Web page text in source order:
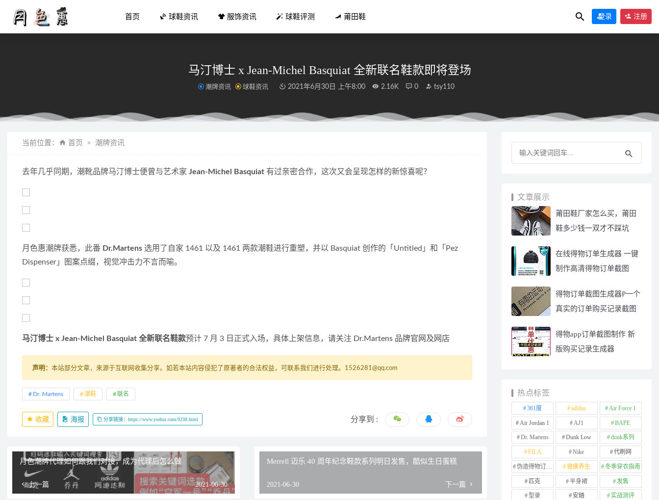
首页 球鞋资讯 服饰资讯 球鞋评测 莆田鞋 登录 注册
马汀博士 x Jean-Michel Basquiat 全新联名鞋款即将登场
潮牌资讯 球鞋资讯 2021年6月30日 上午8:00 2.16K 0 tsy110
当前位置： 首页 潮牌资讯
去年几乎同期，潮靴品牌马汀博士便曾与艺术家 Jean-Michel Basquiat 有过亲密合作，这次又会呈现怎样的新惊喜呢？
月色惠潮牌获悉，此番 Dr.Martens 选用了自家 1461 以及 1461 两款潮鞋进行重塑，并以 Basquiat 创作的「Untitled」和「Pez
Dispenser」图案点缀，视觉冲击力不言而喻。
马汀博士 x Jean-Michel Basquiat 全新联名鞋款预计 7 月 3 日正式入场，具体上架信息，请关注 Dr.Martens 品牌官网及网店
声明： 本站部分文章，来源于互联网收集分享。如若本站内容侵犯了原著者的合法权益，可联系我们进行处理。1526281@qq.com
Dr. Martens 潮鞋 联名
收藏 海报 分享链接：https://www.ysehui.com/9238.html 分享到 :
月色潮牌代理如何跟我们对接，成为代理后怎么做
上一篇 2021-06-30
Merrell 迈乐 40 周年纪念鞋款系列明日发售，酷似生日蛋糕
2021-06-30 下一篇
文章展示
莆田鞋厂家怎么买，莆田
鞋多少钱一双才不踩坑
在线得物订单生成器 一键
制作高清得物订单截图
得物订单截图生成器P一个
真实的订单购买记录截图
得物app订单截图制作 新
版购买记录生成器
热点标签
361度 adidas Air Force 1
Air Jordan 1 AJ1 BAPE
Dr. Martens Dunk Low dunk系列
FILA Nike 代刷网
伪造得物订单截图 健康养生 冬季穿衣指南
匹克 半身裙 发售
型录 安踏 实战测评